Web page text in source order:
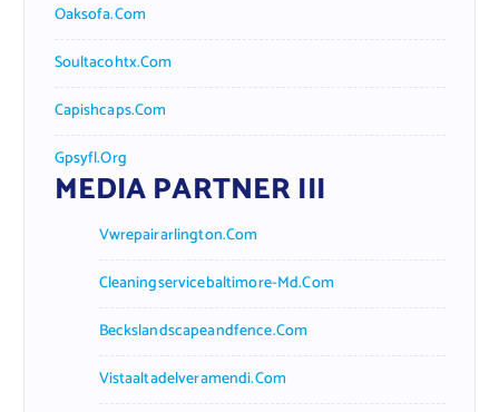
Oaksofa.com
Soultacohtx.com
Capishcaps.com
Gpsyfl.org
MEDIA PARTNER III
Vwrepairarlington.com
Cleaningservicebaltimore-Md.com
Beckslandscapeandfence.com
Vistaaltadelveramendi.com